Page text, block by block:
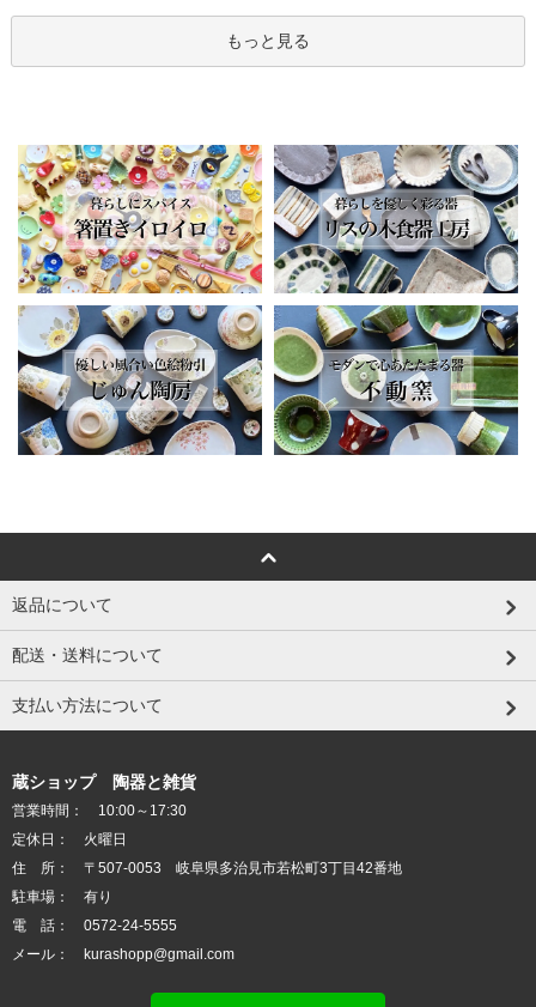
もっと見る
返品について
配送・送料について
支払い方法について
蔵ショップ 陶器と雑貨
営業時間： 10:00～17:30
定休日： 火曜日
住 所： 〒507-0053 岐阜県多治見市若松町3丁目42番地
駐車場： 有り
電 話： 0572-24-5555
メール： kurashopp@gmail.com